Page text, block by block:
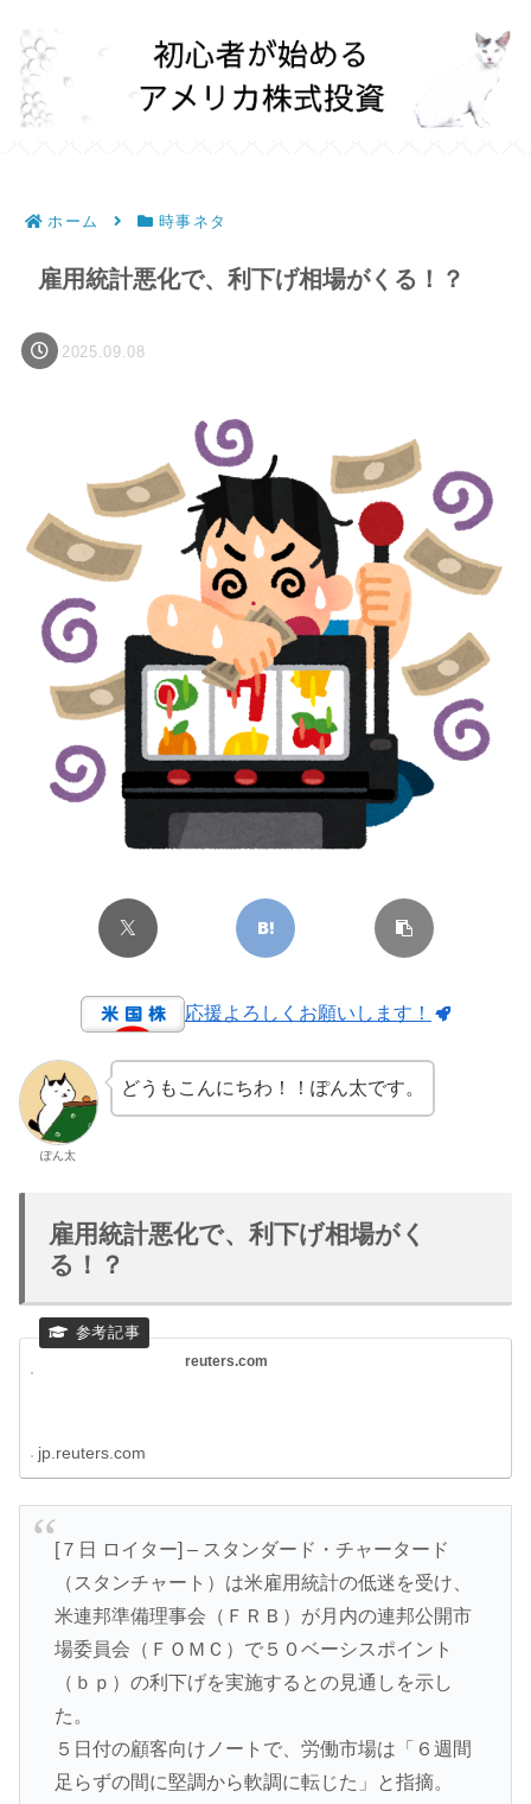
ホーム 時事ネタ
雇用統計悪化で、利下げ相場がくる！？
2025.09.08
応援よろしくお願いします！
ぽん太
どうもこんにちわ！！ぽん太です。
雇用統計悪化で、利下げ相場がく
る！？
reuters.com
jp.reuters.com
[７日 ロイター] – スタンダード・チャータード
（スタンチャート）は米雇用統計の低迷を受け、
米連邦準備理事会（ＦＲＢ）が月内の連邦公開市
場委員会（ＦＯＭＣ）で５０ベーシスポイント
（ｂｐ）の利下げを実施するとの見通しを示し
た。
５日付の顧客向けノートで、労働市場は「６週間
足らずの間に堅調から軟調に転じた」と指摘。